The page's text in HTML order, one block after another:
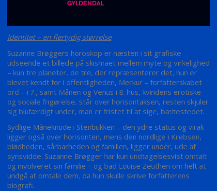
Identitet – en flertydig størrelse
Suzanne Brøggers horoskop er næsten i sit grafiske
udseende et billede på skismaet mellem myte og virkelighed
– kun tre planeter, de tre, der repræsenterer det, hun er
blevet kendt for i offentligheden, Merkur – forfatterskabet
ord – i 7., samt Månen og Venus i 8. hus, kvindens erotiske
og sociale frigørelse, står over horisontaksen, resten skjuler
sig blufærdigt under, man er fristet til at sige, bæltestedet.
Sydlige Måneknude i Stenbukken – den ydre status og virak
ligger også over horisonten, mens den nordlige i Krebsen,
blødheden, sårbarheden og familien, ligger under, ude af
synsvidde. Suzanne Brøgger har kun undtagelsesvist omtalt
og involveret sin familie – og bad Louise Zeuthen om helt at
undgå at omtale dem, da hun skulle skrive forfatterens
biografi.